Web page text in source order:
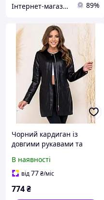
Інтернет-магазин OK Shop 89%
Чорний кардиган із
довгими рукавами та
для жінок Brand 2001
В наявності
від77₴/міс
774₴